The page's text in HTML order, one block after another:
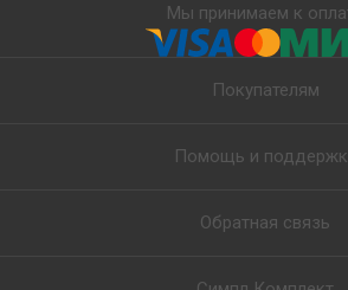
Мы принимаем к
Покупателям
Помощь и
Обратная связь